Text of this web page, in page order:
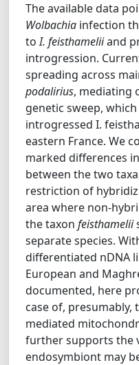
The available data
Wolbachia infection
toI. feisthameliiand
introgression.
spreading across
podalirius, mediating
genetic sweep,
introgressed I.
eastern France. We
marked differences
between the two
restriction of
area where
the taxon feisthamelii
separate species.
differentiated nDNA
European and
documented, here
case of, presumably,
mediated
further supports the
endosymbiont may